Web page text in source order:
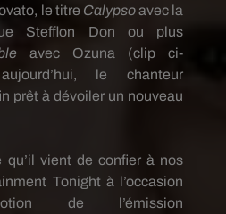
le titre Calypsoavec la
Stefflon Don ou plus
avec Ozuna (clip ci-
le chanteur
prêt à dévoiler un nouveau
qu’il vient de confier à nos
Tonight à l’occasion
de l’émission